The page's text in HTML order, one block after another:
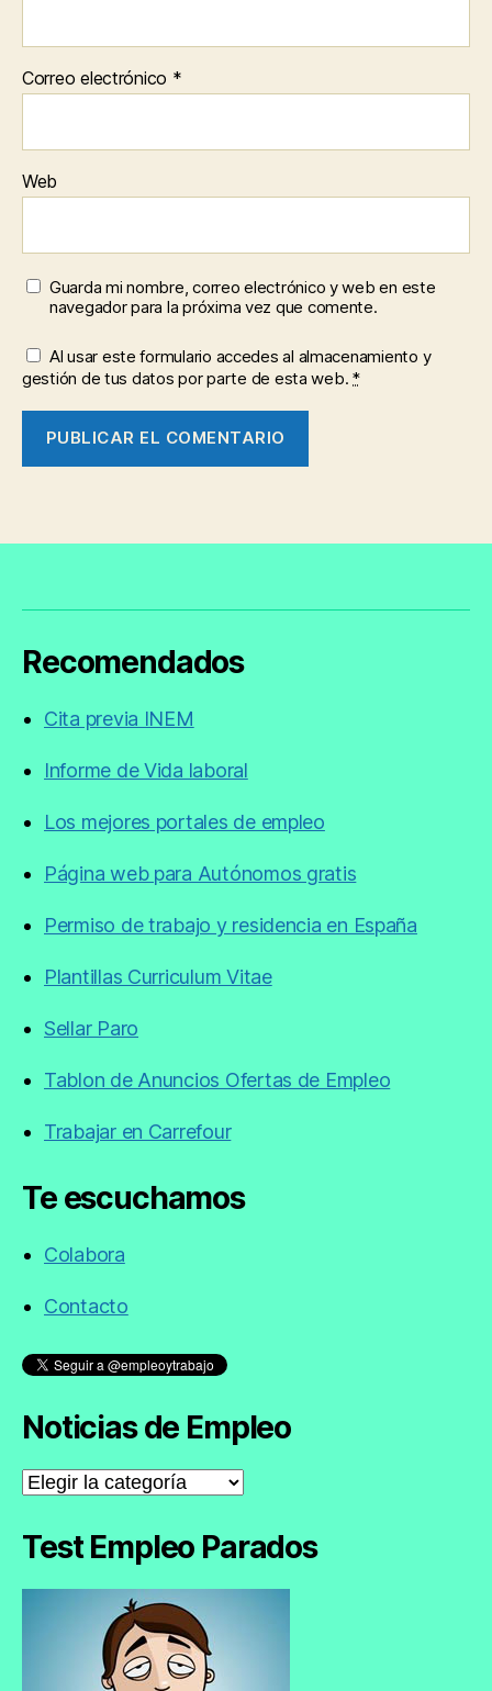
Correo electrónico *
Web
Guarda mi nombre, correo electrónico y web en este
navegador para la próxima vez que comente.
Al usar este formulario accedes al almacenamiento y
gestión de tus datos por parte de esta web.*
Recomendados
Cita previa INEM
Informe de Vida laboral
Los mejores portales de empleo
Página web para Autónomos gratis
Permiso de trabajo y residencia en España
Plantillas Curriculum Vitae
Sellar Paro
Tablon de Anuncios Ofertas de Empleo
Trabajar en Carrefour
Te escuchamos
Colabora
Contacto
Noticias de Empleo
Noticias
de
Test Empleo Parados